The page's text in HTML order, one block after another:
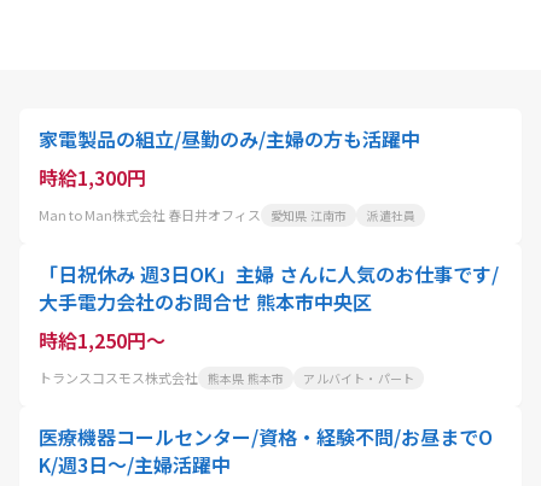
家電製品の組立/昼勤のみ/主婦の方も活躍中
時給1,300円
Man to Man株式会社 春日井オフィス 愛知県 江南市 派遣社員
「日祝休み 週3日OK」主婦 さんに人気のお仕事です/
大手電力会社のお問合せ 熊本市中央区
時給1,250円～
トランスコスモス株式会社 熊本県 熊本市 アルバイト・パート
医療機器コールセンター/資格・経験不問/お昼までO
K/週3日～/主婦活躍中